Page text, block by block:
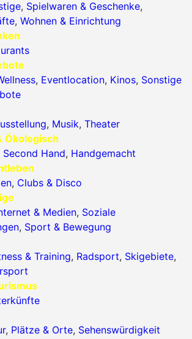
, Spielwaren & Geschenke,
, Wohnen & Einrichtung
, Eventlocation, Kinos, Sonstige
, Musik, Theater
Ökologisch
Hand, Handgemacht
, Clubs & Disco
& Medien, Soziale
, Sport & Bewegung
& Training, Radsport, Skigebiete,
, Plätze & Orte, Sehenswürdigkeit